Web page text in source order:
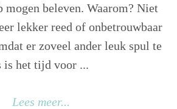
mogen beleven. Waarom? Niet
lekker reed of onbetrouwbaar
er zoveel ander leuk spul te
is het tijd voor ...
Lees meer...